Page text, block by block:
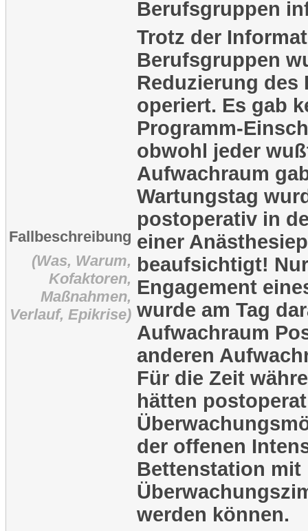
Berufsgruppen
Fallbeschreibung
(Was, Warum,
Kofaktoren,
Maßnahmen,
Verlauf, Epikrise)
Trotz der
Berufsgruppen
Reduzierung des
operiert. Es gab
Programm-
obwohl jeder
Aufwachraum
Wartungstag
postoperativ in
einer
beaufsichtigt!
Engagement
wurde am Tag
Aufwachraum
anderen
Für die Zeit
hätten
der offenen
Bettenstation mit
werden können.